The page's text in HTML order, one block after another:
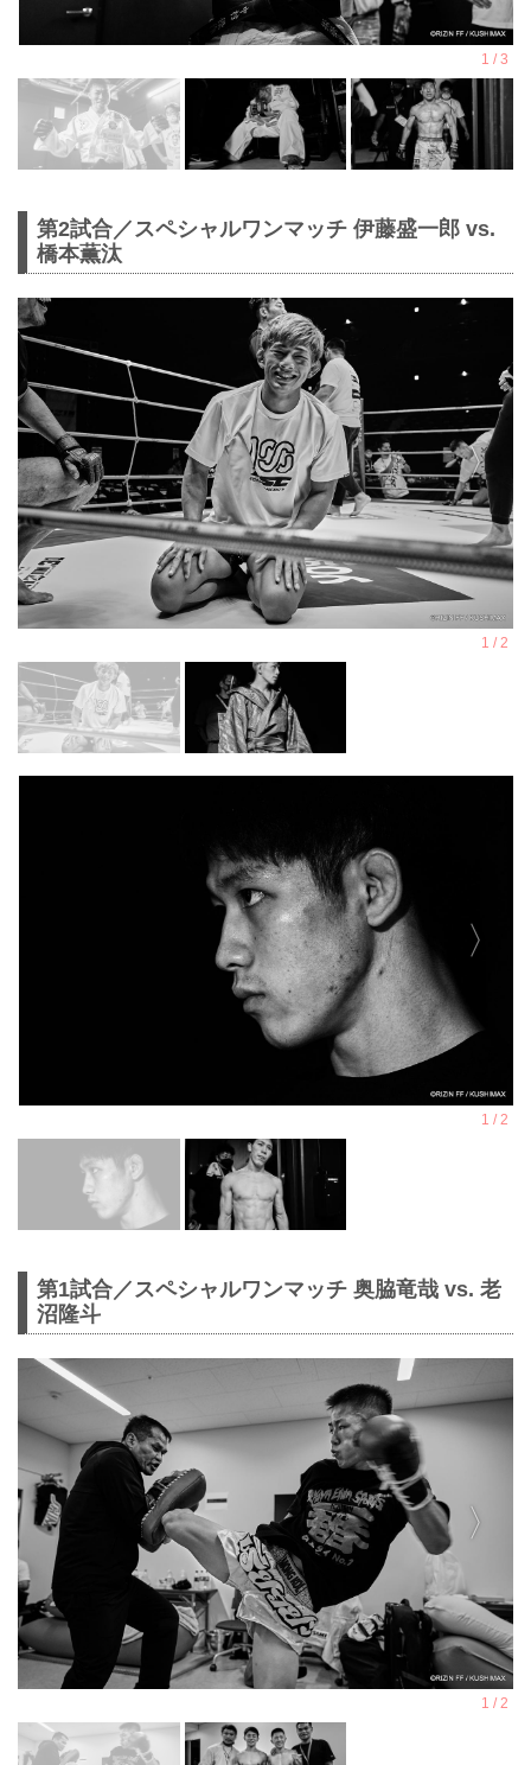
第2試合／スペシャルワンマッチ 伊藤盛一郎 vs.
橋本薫汰
第1試合／スペシャルワンマッチ 奥脇竜哉 vs. 老
沼隆斗